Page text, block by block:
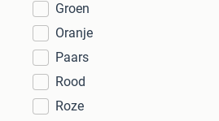
Groen
Oranje
Paars
Rood
Roze